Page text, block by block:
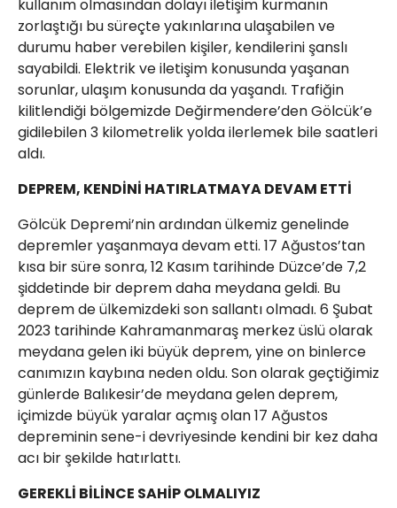
kullanım olmasından dolayı iletişim kurmanın
zorlaştığı bu süreçte yakınlarına ulaşabilen ve
durumu haber verebilen kişiler, kendilerini şanslı
sayabildi. Elektrik ve iletişim konusunda yaşanan
sorunlar, ulaşım konusunda da yaşandı. Trafiğin
kilitlendiği bölgemizde Değirmendere’den Gölcük’e
gidilebilen 3 kilometrelik yolda ilerlemek bile saatleri
aldı.
DEPREM, KENDİNİ HATIRLATMAYA DEVAM ETTİ
Gölcük Depremi’nin ardından ülkemiz genelinde
depremler yaşanmaya devam etti. 17 Ağustos’tan
kısa bir süre sonra, 12 Kasım tarihinde Düzce’de 7,2
şiddetinde bir deprem daha meydana geldi. Bu
deprem de ülkemizdeki son sallantı olmadı. 6 Şubat
2023 tarihinde Kahramanmaraş merkez üslü olarak
meydana gelen iki büyük deprem, yine on binlerce
canımızın kaybına neden oldu. Son olarak geçtiğimiz
günlerde Balıkesir’de meydana gelen deprem,
içimizde büyük yaralar açmış olan 17 Ağustos
depreminin sene-i devriyesinde kendini bir kez daha
acı bir şekilde hatırlattı.
GEREKLİ BİLİNCE SAHİP OLMALIYIZ